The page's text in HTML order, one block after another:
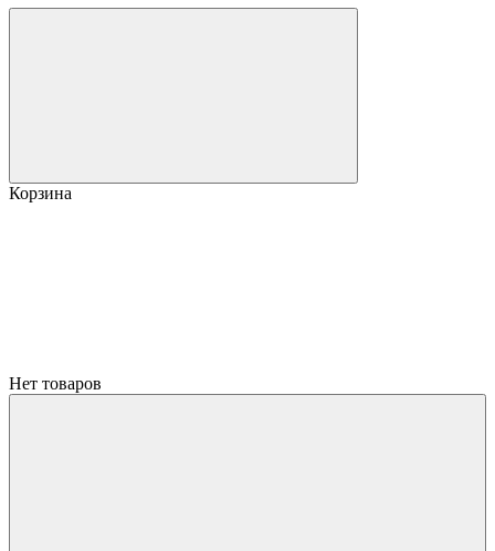
Корзина
Нет товаров